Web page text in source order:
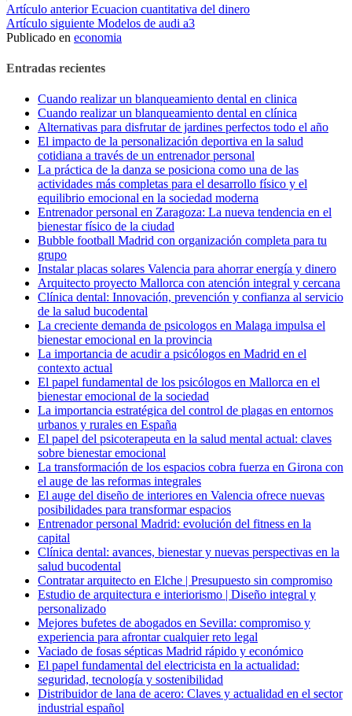
Seguir
leyendo
Artículo anteriorEcuacion cuantitativa del dinero
Artículo siguiente Modelos de audi a3
Publicado en economia
Entradas recientes
Cuando realizar un blanqueamiento dental en clinica
Cuando realizar un blanqueamiento dental en clínica
Alternativas para disfrutar de jardines perfectos todo el año
El impacto de la personalización deportiva en la salud
cotidiana a través de un entrenador personal
La práctica de la danza se posiciona como una de las
actividades más completas para el desarrollo físico y el
equilibrio emocional en la sociedad moderna
Entrenador personal en Zaragoza: La nueva tendencia en el
bienestar físico de la ciudad
Bubble football Madrid con organización completa para tu
grupo
Instalar placas solares Valencia para ahorrar energía y dinero
Arquitecto proyecto Mallorca con atención integral y cercana
Clínica dental: Innovación, prevención y confianza al servicio
de la salud bucodental
La creciente demanda de psicologos en Malaga impulsa el
bienestar emocional en la provincia
La importancia de acudir a psicólogos en Madrid en el
contexto actual
El papel fundamental de los psicólogos en Mallorca en el
bienestar emocional de la sociedad
La importancia estratégica del control de plagas en entornos
urbanos y rurales en España
El papel del psicoterapeuta en la salud mental actual: claves
sobre bienestar emocional
La transformación de los espacios cobra fuerza en Girona con
el auge de las reformas integrales
El auge del diseño de interiores en Valencia ofrece nuevas
posibilidades para transformar espacios
Entrenador personal Madrid: evolución del fitness en la
capital
Clínica dental: avances, bienestar y nuevas perspectivas en la
salud bucodental
Contratar arquitecto en Elche | Presupuesto sin compromiso
Estudio de arquitectura e interiorismo | Diseño integral y
personalizado
Mejores bufetes de abogados en Sevilla: compromiso y
experiencia para afrontar cualquier reto legal
Vaciado de fosas sépticas Madrid rápido y económico
El papel fundamental del electricista en la actualidad:
seguridad, tecnología y sostenibilidad
Distribuidor de lana de acero: Claves y actualidad en el sector
industrial español